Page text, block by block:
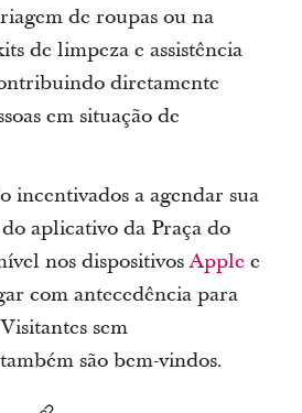
de roupas ou na
de limpeza e assistência
diretamente
em situação de
incentivados a agendar sua
aplicativo da Praça do
nos dispositivosApple e
com antecedência para
sem
são bem-vindos.